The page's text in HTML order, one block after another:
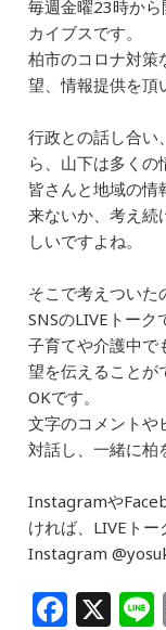
c
e
b
o
o
k
毎週金曜23時か
カイブスです。
柏市のコロナ対策
望、情報提供を頂
行政との話し合い
ら、山下は多くの
皆さんと地域の情
来ないか、考え続
しいですよね。
そこで考えついた
SNSのLIVEトーク
子育てや介護中で
望を伝えることが
OKです。
文字のコメントや
対話し、一緒に柏
Instagramや
ければ、LIVEトー
Instagram
F X